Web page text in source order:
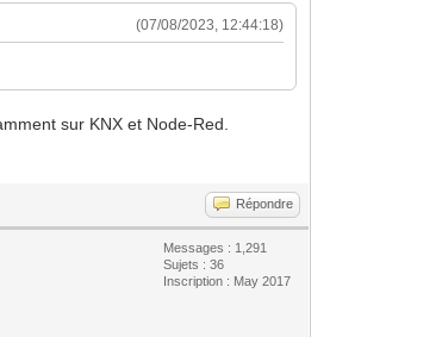
(07/08/2023, 12:44:18)
sur KNX et Node-Red.
Répondre
Messages : 1,291
Sujets : 36
Inscription : May 2017